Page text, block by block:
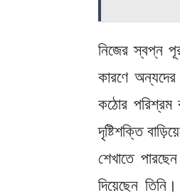
নিজের স্বপ্ন
কারণে
কঠোর পরিশ্রম
দৃষ্টিশক্তি
শেখাতে
দিয়েছেন